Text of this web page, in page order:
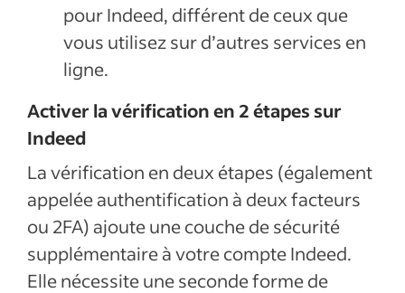
pour Indeed, différent de ceux que
vous utilisez sur d’autres services en
ligne.
Activer la vérification en 2 étapes sur
Indeed
La vérification en deux étapes (également
appelée authentification à deux facteurs
ou 2FA) ajoute une couche de sécurité
supplémentaire à votre compte Indeed.
Elle nécessite une seconde forme de